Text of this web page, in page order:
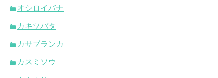
オシロイバナ
カキツバタ
カサブランカ
カスミソウ